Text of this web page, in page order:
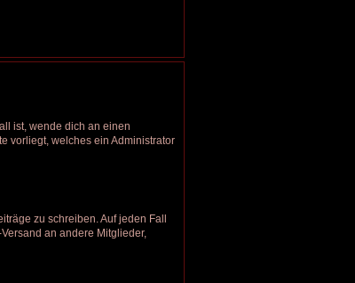
ist, wende dich an einen
vorliegt, welches ein Administrator
zu schreiben. Auf jeden Fall
an andere Mitglieder,